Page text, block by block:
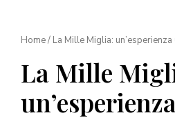
Home/ La Mille Miglia: un’esperienza
La Mille